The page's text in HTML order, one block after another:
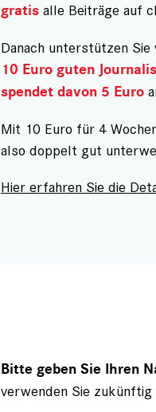
gratis alle Beiträge auf
Danach unterstützen
10 Euro guten
spendet davon 5 Euro
Mit 10 Euro für 4
also doppelt gut
Hier erfahren Sie die
Bitte geben Sie Ihren
verwenden Sie zukünftig